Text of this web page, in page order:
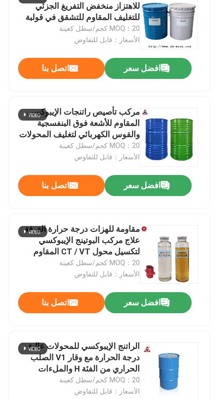
اترك رسالة
للاهتزاز منخفض التفريغ الجزئي
للتغليف المقاوم للتشقق في قولبة
APG للمحولات
MOQ：20 كجم/سطل كعينة
الأسعار：قابل للتفاوض
افضل سعر اتصل بنا
مركب تأصيص راتنجات الإيبوكسي
المقاوم للأشعة فوق البنفسجية
والقوس الكهربائي لتغليف المحولات
المستقرة للصدمات الحرارية
MOQ：20 كجم/سطل كعينة
الأسعار：قابل للتفاوض
افضل سعر اتصل بنا
مقاومة للهزات درجة حرارة الغرفة
علاج مركب البوتينج الإيبوكسي
لتكسيل محول CT / VT المقاوم
للتشقق
MOQ：20 كجم/سطل كعينة
الأسعار：قابل للتفاوض
افضل سعر اتصل بنا
الراتنج الإيبوكسي للمحولات عالية
درجة الحرارة مع وقار V1 الصلب
الحراري من الفئة H والملءات
المختلطة مسبقًا لصب APG
MOQ：20 كجم/سطل كعينة
الأسعار：قابل للتفاوض